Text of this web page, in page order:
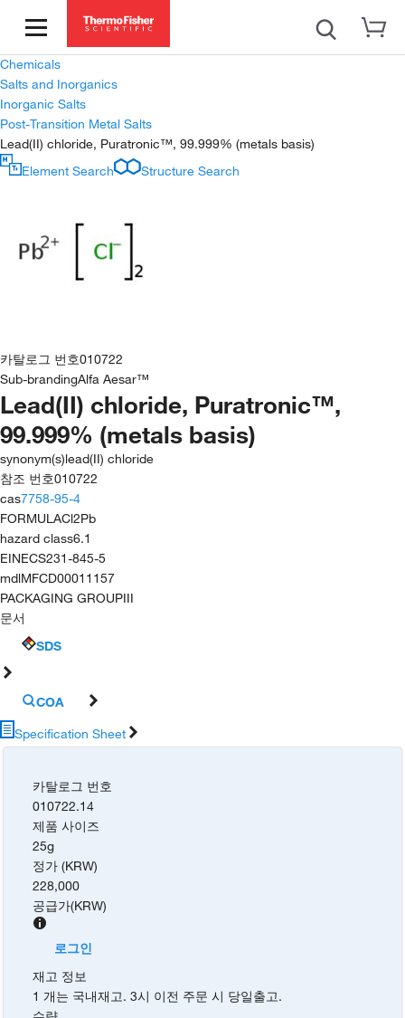
Chemicals
Salts and Inorganics
Inorganic Salts
Post-Transition Metal Salts
Lead(II) chloride, Puratronic™, 99.999% (metals basis)
Element Search
Structure Search
카탈로그 번호010722
Sub-brandingAlfa Aesar™
Lead(II) chloride, Puratronic™,
99.999% (metals basis)
synonym(s)lead(II) chloride
참조 번호010722
cas7758-95-4
FORMULACl2Pb
hazard class6.1
EINECS231-845-5
mdlMFCD00011157
PACKAGING GROUPIII
문서
SDS
COA
Specification Sheet
카탈로그 번호
010722.14
제품 사이즈
25g
정가 (KRW)
228,000
공급가(KRW)
로그인
재고 정보
1 개는 국내재고. 3시 이전 주문 시 당일출고.